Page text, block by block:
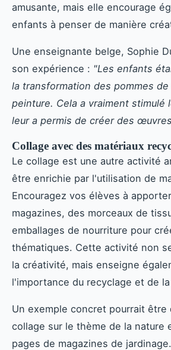
amusante, mais elle encourage
enfants à penser de manière
Une enseignante belge, Sophie
son expérience : "Les enfants
la transformation des pommes
peinture. Cela a vraiment stimulé
leur a permis de créer des
Collage avec des matériaux
Le collage est une autre activité
être enrichie par l'utilisation de
Encouragez vos élèves à
magazines, des morceaux de
emballages de nourriture pour
thématiques. Cette activité non
la créativité, mais enseigne
l'importance du recyclage et de
Un exemple concret pourrait être
collage sur le thème de la nature
pages de magazines de